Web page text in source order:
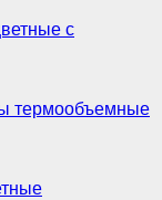
с
термообъемные